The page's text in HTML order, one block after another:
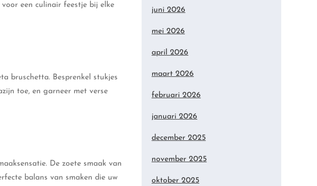
een culinair feestje bij elke
bruschetta. Besprenkel stukjes
toe, en garneer met verse
De zoete smaak van
balans van smaken die uw
juni 2026
mei 2026
april 2026
maart 2026
februari 2026
januari 2026
december 2025
november 2025
oktober 2025